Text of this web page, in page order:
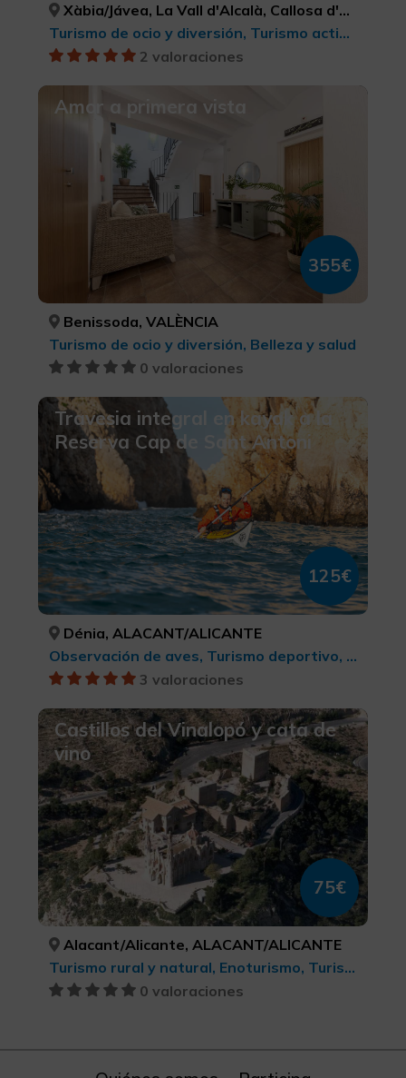
Xàbia/Jávea, La Vall d'Alcalà, Callosa d'en Sarrià, Altea, El Verger, Teulada-Moraira, Parcent, La Vall de Laguar, Polop, Xaló, Benissa, Pedreguer, Beniarbeig, Relleu, Bolulla, La Nucia, Llíber, Poble Nou de Benitatxell, el/ Benitachell, Els Poblets, Dénia, ALACANT/ALICANTE, ALACANT/ALICANTE, ALACANT/ALICANTE, ALACANT/ALICANTE, ALACANT/ALICANTE, ALACANT/ALICANTE, ALACANT/ALICANTE, ALACANT/ALICANTE, ALACANT/ALICANTE, ALACANT/ALICANTE, ALACANT/ALICANTE, ALACANT/ALICANTE, ALACANT/ALICANTE, ALACANT/ALICANTE, ALACANT/ALICANTE, ALACANT/ALICANTE, ALACANT/ALICANTE, ALACANT/ALICANTE, ALACANT/ALICANTE, ALACANT/ALICANTE
Turismo de ocio y diversión, Turismo activo-aventura
2 valoraciones
Amor a primera vista
355€
Benissoda, VALÈNCIA
Turismo de ocio y diversión, Belleza y salud
0 valoraciones
Travesia integral en kayak a la
Reserva Cap de Sant Antoni
125€
Dénia, ALACANT/ALICANTE
Observación de aves, Turismo deportivo, Ecoturismo, Parques Naturales, Turismo cultural, Turismo rural y natural, Turismo activo-aventura, Actividades náuticas
3 valoraciones
Castillos del Vinalopó y cata de
vino
75€
Alacant/Alicante, ALACANT/ALICANTE
Turismo rural y natural, Enoturismo, Turismo cultural
0 valoraciones